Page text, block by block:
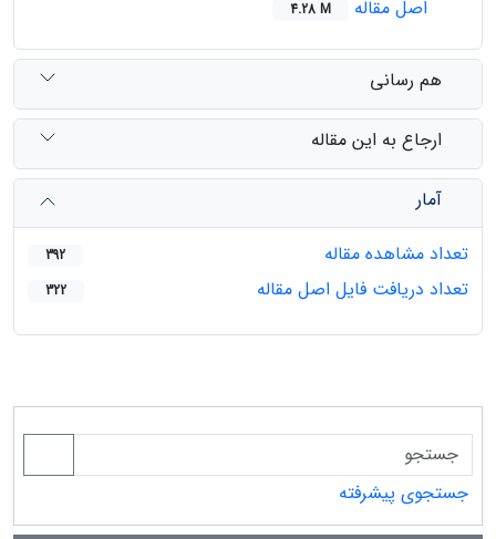
اصل مقاله
4.28 M
هم رسانی
ارجاع به این مقاله
آمار
تعداد مشاهده مقاله
392
تعداد دریافت فایل اصل مقاله 322
جستجوی پیشرفته